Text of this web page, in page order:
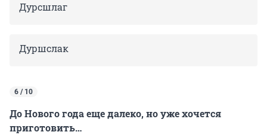
Дурсшлаг
Дуршслак
6 / 10
До Нового года еще далеко, но уже хочется
приготовить…